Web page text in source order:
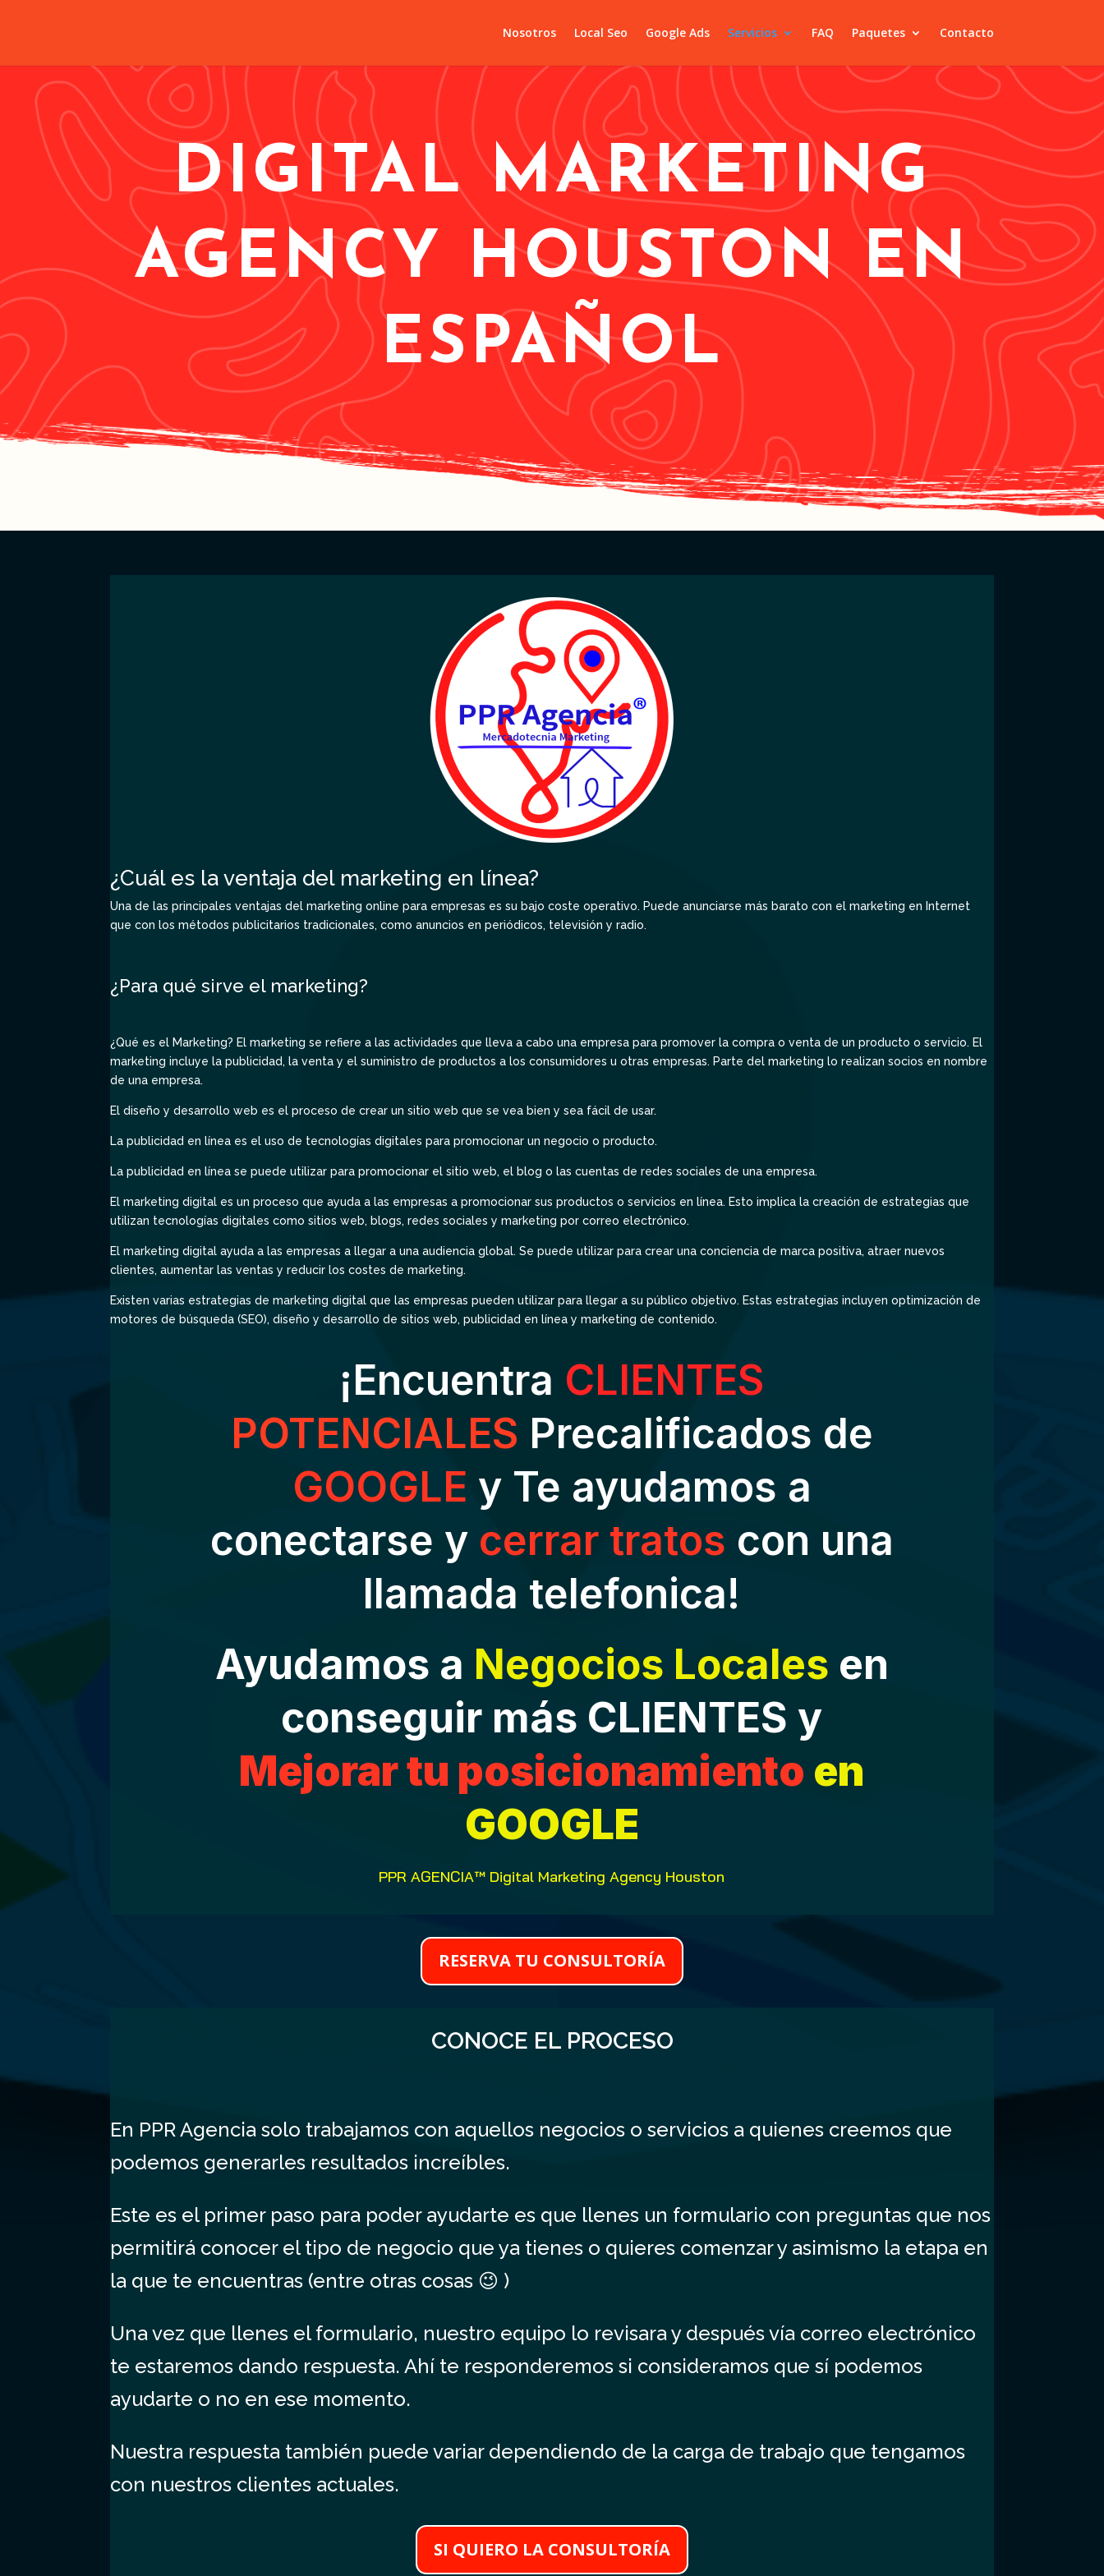
Nosotros Local Seo Google Ads Servicios FAQ Paquetes Contacto
DIGITAL MARKETING
AGENCY HOUSTON EN
ESPAÑOL
¿Cuál es la ventaja del marketing en línea?
Una de las principales ventajas del marketing online para empresas es su bajo coste operativo. Puede anunciarse más barato con el marketing en Internet
que con los métodos publicitarios tradicionales, como anuncios en periódicos, televisión y radio.
¿Para qué sirve el marketing?
¿Qué es el Marketing? El marketing se refiere a las actividades que lleva a cabo una empresa para promover la compra o venta de un producto o servicio. El
marketing incluye la publicidad, la venta y el suministro de productos a los consumidores u otras empresas. Parte del marketing lo realizan socios en nombre
de una empresa.
El diseño y desarrollo web es el proceso de crear un sitio web que se vea bien y sea fácil de usar.
La publicidad en línea es el uso de tecnologías digitales para promocionar un negocio o producto.
La publicidad en línea se puede utilizar para promocionar el sitio web, el blog o las cuentas de redes sociales de una empresa.
El marketing digital es un proceso que ayuda a las empresas a promocionar sus productos o servicios en línea. Esto implica la creación de estrategias que
utilizan tecnologías digitales como sitios web, blogs, redes sociales y marketing por correo electrónico.
El marketing digital ayuda a las empresas a llegar a una audiencia global. Se puede utilizar para crear una conciencia de marca positiva, atraer nuevos
clientes, aumentar las ventas y reducir los costes de marketing.
Existen varias estrategias de marketing digital que las empresas pueden utilizar para llegar a su público objetivo. Estas estrategias incluyen optimización de
motores de búsqueda (SEO), diseño y desarrollo de sitios web, publicidad en línea y marketing de contenido.
¡Encuentra CLIENTES
POTENCIALES Precalificados de
GOOGLE y Te ayudamos a
conectarse y cerrar tratos con una
llamada telefonica!
Ayudamos a Negocios Locales en
conseguir más CLIENTES y
Mejorar tu posicionamiento en
GOOGLE
PPR AGENCIA™ Digital Marketing Agency Houston
RESERVA TU CONSULTORÍA
CONOCE EL PROCESO
En PPR Agencia solo trabajamos con aquellos negocios o servicios a quienes creemos que
podemos generarles resultados increíbles.
Este es el primer paso para poder ayudarte es que llenes un formulario con preguntas que nos
permitirá conocer el tipo de negocio que ya tienes o quieres comenzar y asimismo la etapa en
la que te encuentras (entre otras cosas 😉 )
Una vez que llenes el formulario, nuestro equipo lo revisara y después vía correo electrónico
te estaremos dando respuesta. Ahí te responderemos si consideramos que sí podemos
ayudarte o no en ese momento.
Nuestra respuesta también puede variar dependiendo de la carga de trabajo que tengamos
con nuestros clientes actuales.
SI QUIERO LA CONSULTORÍA